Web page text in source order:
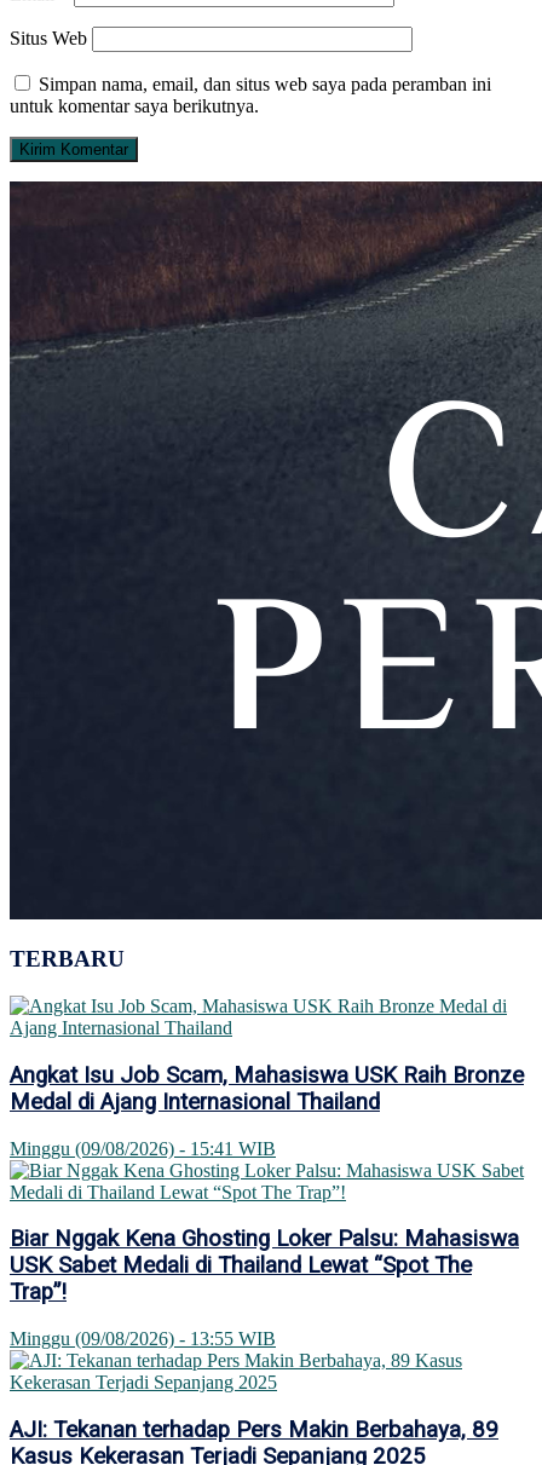
Situs Web
Simpan nama, email, dan situs web saya pada peramban ini
untuk komentar saya berikutnya.
TERBARU
Angkat Isu Job Scam, Mahasiswa USK Raih Bronze
Medal di Ajang Internasional Thailand
Minggu (09/08/2026) - 15:41 WIB
Biar Nggak Kena Ghosting Loker Palsu: Mahasiswa
USK Sabet Medali di Thailand Lewat “Spot The
Trap”!
Minggu (09/08/2026) - 13:55 WIB
AJI: Tekanan terhadap Pers Makin Berbahaya, 89
Kasus Kekerasan Terjadi Sepanjang 2025